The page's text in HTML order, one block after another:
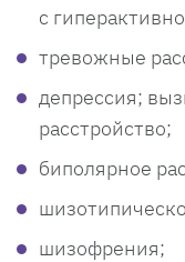
с
тревожные
депрессия;
расстройство;
биполярное
шизофрения;